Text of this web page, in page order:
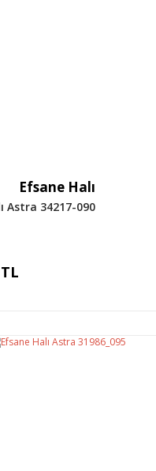
Efsane Halı
Astra 34217-090